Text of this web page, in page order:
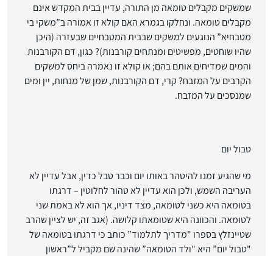
שמשקים מקבלים טומאה מן התורה, עדיין בבית המקדש אינם
מקבלים טומאה. ונחלקו בגמרא האם קולא זו אמורה ב”משקי בי
מטבחיא” הנוגעים למשקים שבבית המטבחיים שבעזרה (היכן
שהיו שוחטים, מפשיטים ומנתחים קורבנות)? כגון, דם הקורבנות
והמים שמדיחים אותם בהם; או קולא זו נאמרה ביחס למשקים
הקרבים על המזבח? קרי, דם הקורבנות, שמן של מנחות, יין ומים
שמנסכים על המזבח.
טבול יום
מי שהגיע זמנו להיטהר באותו יום וכבר טבל כדין, אבל עדיין לא
העריבה השמש, ולכן הוא עדיין לא טהור לחלוטין – דרגתו
בטומאה היא כשני לטומאה, מצד דיניו, אך הוא לא באמת שני
לטומאה. והכוונה היא שטומאתו קלושה. (אגב זה, יש לציין שהרב
שטיינזלץ בספרו "מדריך לתלמוד” כותב כי דרגתו בטומאה של
"טבול יום” היא "ולד הטומאה” שהינה שם מקביל ל”ראשון